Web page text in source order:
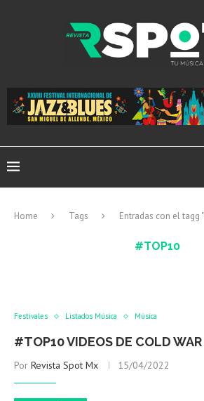
Home Tags Entradas con el tagg
#TOP10
Festivales Listados Música Música
#TOP10 VIDEOS DE COLD
Por Revista Spot Mx 15/04/2022